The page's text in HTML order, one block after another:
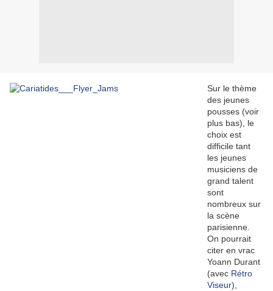
Sur le thème
des jeunes
pousses (voir
plus bas), le
choix est
difficile tant
les jeunes
musiciens de
grand talent
sont
nombreux sur
la scène
parisienne.
On pourrait
citer en vrac
Yoann Durant
(avec Rétro
Viseur),